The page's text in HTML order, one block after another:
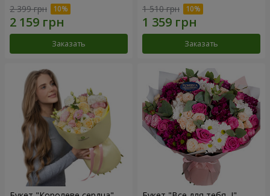
2 399 грн
Заказать
1 510 грн
Заказать